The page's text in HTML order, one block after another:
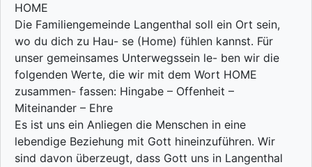
HOME
Die Familiengemeinde Langenthal soll ein Ort sein,
wo du dich zu Hau- se (Home) fühlen kannst. Für
unser gemeinsames Unterwegssein le- ben wir die
folgenden Werte, die wir mit dem Wort HOME
zusammen- fassen: Hingabe – Offenheit –
Miteinander – Ehre
Es ist uns ein Anliegen die Menschen in eine
lebendige Beziehung mit Gott hineinzuführen. Wir
sind davon überzeugt, dass Gott uns in Langenthal